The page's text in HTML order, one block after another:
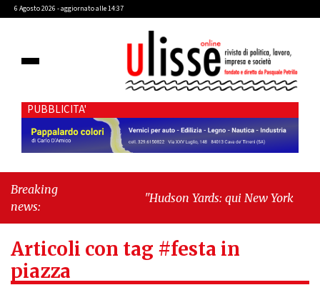
6 Agosto 2026 - aggiornato alle 14:37
PUBBLICITA'
Breaking
news:
"Hudson Yards: qui New York morde il
Articoli con tag #festa in
piazza